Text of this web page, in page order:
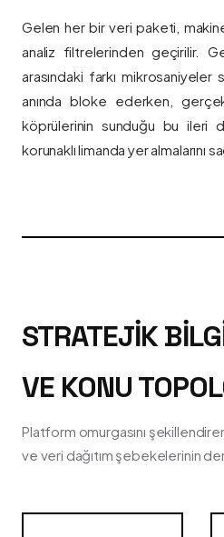
Gelen her bir veri paketi,
analiz filtrelerinden geçirilir.
arasındaki farkı
anında bloke ederken,
köprülerinin sunduğu bu ileri
korunaklı limanda yer almalarını
STRATEJIK
VE KONU
Platform omurgasını
ve veri dağıtım şebekelerinin